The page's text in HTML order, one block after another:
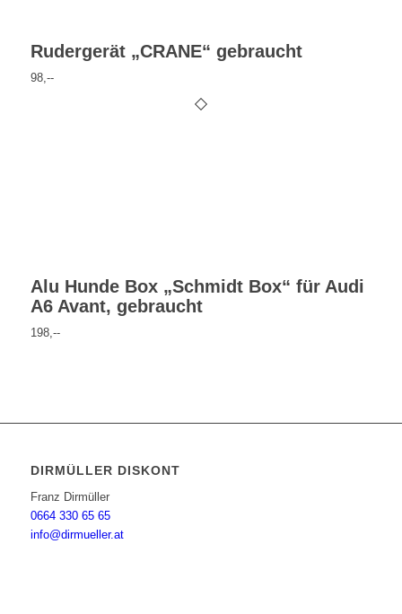
Rudergerät „CRANE“ gebraucht
98,--
Alu Hunde Box „Schmidt Box“ für Audi
A6 Avant, gebraucht
198,--
DIRMÜLLER DISKONT
Franz Dirmüller
0664 330 65 65
info@dirmueller.at